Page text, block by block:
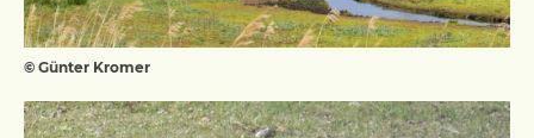
© Günter Kromer